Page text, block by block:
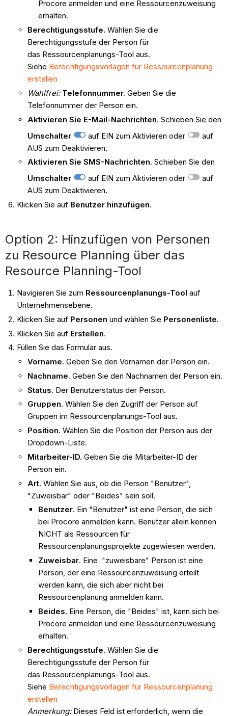
Procore anmelden und eine Ressourcenzuweisung
erhalten.
Berechtigungsstufe. Wählen Sie die
Berechtigungsstufe der Person für
das Ressourcenplanungs-Tool aus.
Siehe Berechtigungsvorlagen für Ressourcenplanung
erstellen
Wahlfrei: Telefonnummer. Geben Sie die
Telefonnummer der Person ein.
Aktivieren Sie E-Mail-Nachrichten. Schieben Sie den
Umschalter
auf EIN zum Aktivieren oder
auf
AUS zum Deaktivieren.
Aktivieren Sie SMS-Nachrichten. Schieben Sie den
Umschalter
auf EIN zum Aktivieren oder
auf
AUS zum Deaktivieren.
Klicken Sie auf Benutzer hinzufügen.
Option 2: Hinzufügen von Personen
zu Resource Planning über das
Resource Planning-Tool
Navigieren Sie zum Ressourcenplanungs-Tool auf
Unternehmensebene.
Klicken Sie auf Personen und wählen Sie Personenliste.
Klicken Sie auf Erstellen.
Füllen Sie das Formular aus.
Vorname. Geben Sie den Vornamen der Person ein.
Nachname. Geben Sie den Nachnamen der Person ein.
Status. Der Benutzerstatus der Person.
Gruppen. Wählen Sie den Zugriff der Person auf
Gruppen im Ressourcenplanungs-Tool aus.
Position. Wählen Sie die Position der Person aus der
Dropdown-Liste.
Mitarbeiter-ID. Geben Sie die Mitarbeiter-ID der
Person ein.
Art. Wählen Sie aus, ob die Person "Benutzer",
"Zuweisbar" oder "Beides" sein soll.
Benutzer. Ein "Benutzer" ist eine Person, die sich
bei Procore anmelden kann. Benutzer allein können
NICHT als Ressourcen für
Ressourcenplanungsprojekte zugewiesen werden.
Zuweisbar. Eine "zuweisbare" Person ist eine
Person, der eine Ressourcenzuweisung erteilt
werden kann, die sich aber nicht bei
Ressourcenplanung anmelden kann.
Beides. Eine Person, die "Beides" ist, kann sich bei
Procore anmelden und eine Ressourcenzuweisung
erhalten.
Berechtigungsstufe. Wählen Sie die
Berechtigungsstufe der Person für
das Ressourcenplanungs-Tool aus.
Siehe Berechtigungsvorlagen für Ressourcenplanung
erstellen
Anmerkung: Dieses Feld ist erforderlich, wenn die